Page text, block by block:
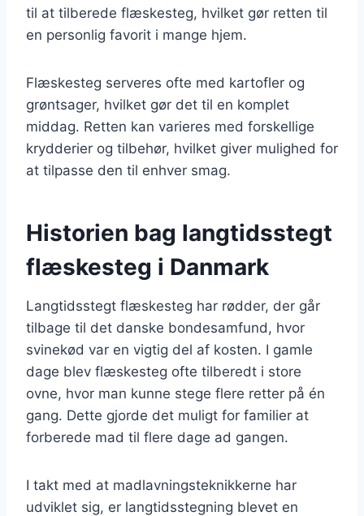
til at tilberede flæskesteg, hvilket gør retten til
en personlig favorit i mange hjem.
Flæskesteg serveres ofte med kartofler og
grøntsager, hvilket gør det til en komplet
middag. Retten kan varieres med forskellige
krydderier og tilbehør, hvilket giver mulighed for
at tilpasse den til enhver smag.
Historien bag langtidsstegt
flæskesteg i Danmark
Langtidsstegt flæskesteg har rødder, der går
tilbage til det danske bondesamfund, hvor
svinekød var en vigtig del af kosten. I gamle
dage blev flæskesteg ofte tilberedt i store
ovne, hvor man kunne stege flere retter på én
gang. Dette gjorde det muligt for familier at
forberede mad til flere dage ad gangen.
I takt med at madlavningsteknikkerne har
udviklet sig, er langtidsstegning blevet en